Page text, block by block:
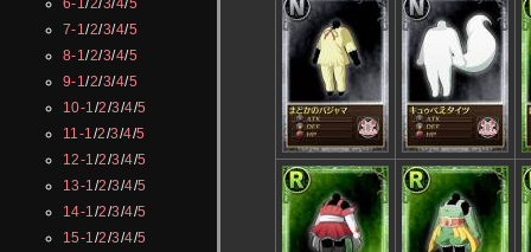
7-1/2/3/4/5
8-1/2/3/4/5
9-1/2/3/4/5
10-1 /2/3/4/5
11-1 /2/3/4/5
12-1 /2/3/4/5
13-1 /2/3/4/5
14-1 /2/3/4/5
15-1 /2/3/4/5